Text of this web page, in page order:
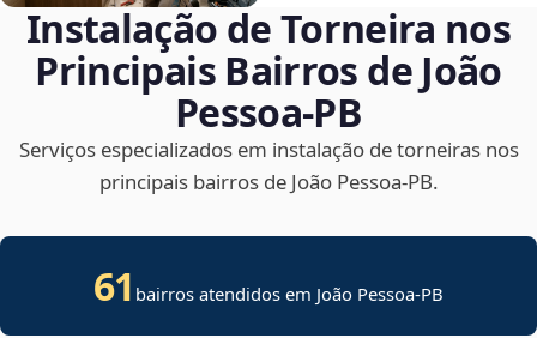
Instalação de Torneira nos
Principais Bairros de João
Pessoa‑PB
Serviços especializados em instalação de torneiras nos
principais bairros de João Pessoa‑PB.
61 bairros atendidos em João Pessoa-PB